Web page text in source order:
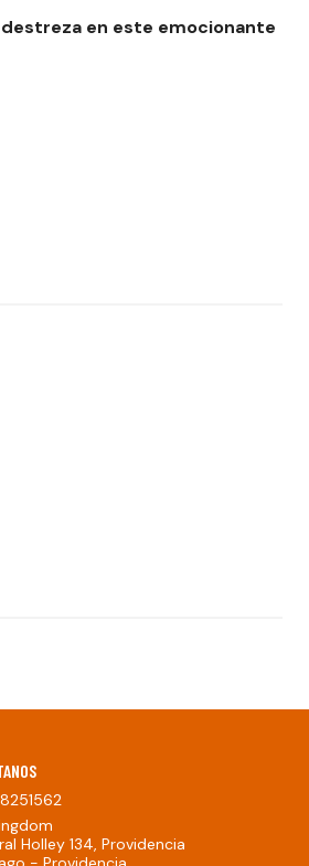
en este emocionante
Holley 134, Providencia